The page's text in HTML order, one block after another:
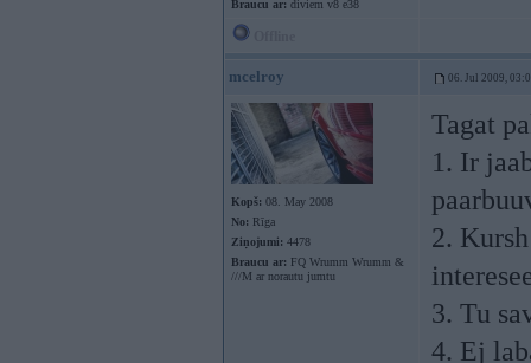
Braucu ar: diviem v8 e38
mcelroy 06. Jul 2009,
Kopš: 08. May 2008
No: Rīga
Ziņojumi: 4478
Braucu ar: FQ Wrumm Wrumm &
///M ar norautu jumtu
Tagat
1. Ir
2.
3. Tu
4. Ej